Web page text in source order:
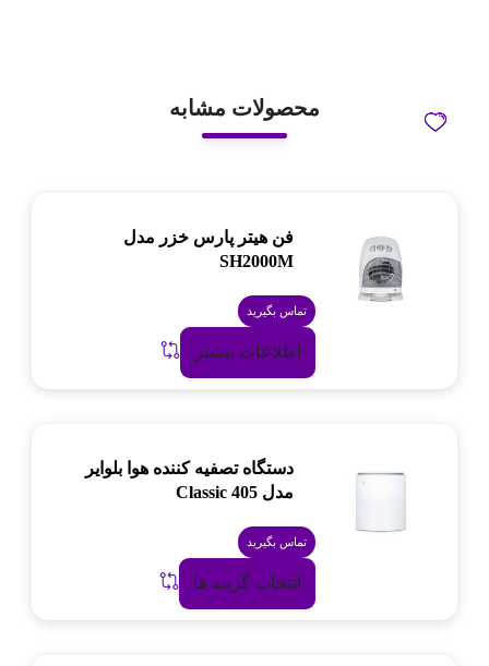
محصولات مشابه
فن هیتر پارس خزر مدل
SH2000M
تماس بگیرید
اطلاعات بیشتر
دستگاه تصفیه کننده هوا بلوایر
مدل Classic 405
تماس بگیرید
انتخاب گزینه ها